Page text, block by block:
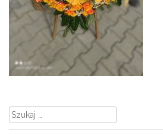
Szukaj: